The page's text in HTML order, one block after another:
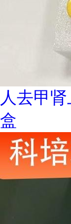
人去甲
盒